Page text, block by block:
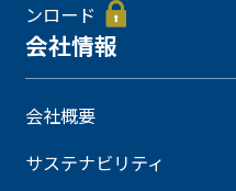
ンロード
会社情報
会社概要
サステナビリティ